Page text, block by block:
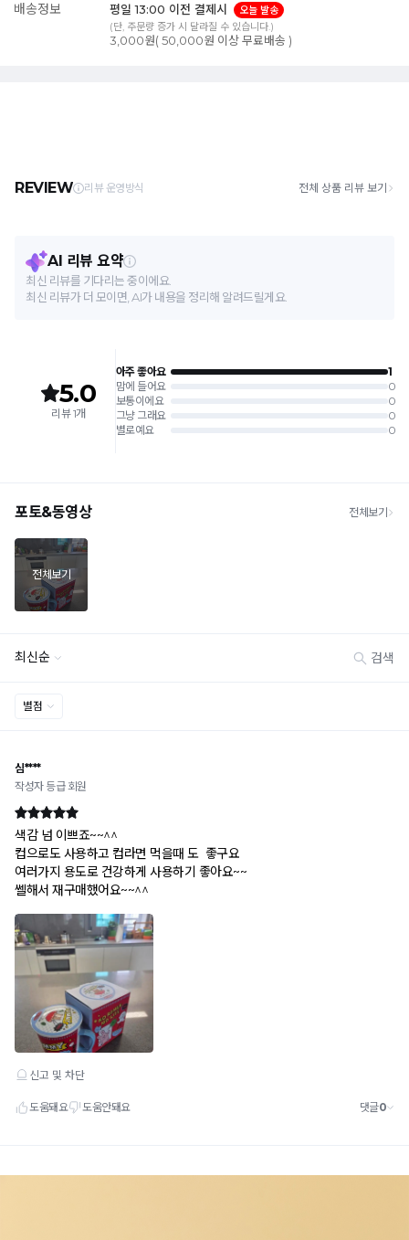
배송정보 평일 13:00 이전 결제시
오늘 발송
(단, 주문량 증가 시 달라질 수 있습니다.)
3,000원( 50,000원 이상 무료배송 )